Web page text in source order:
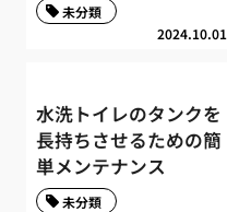
2024.10.01
未分類
水洗トイレのタンクを
長持ちさせるための簡
単メンテナンス
未分類